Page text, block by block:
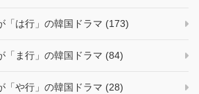
「は行」の韓国ドラマ (173)
「ま行」の韓国ドラマ (84)
「や行」の韓国ドラマ (28)